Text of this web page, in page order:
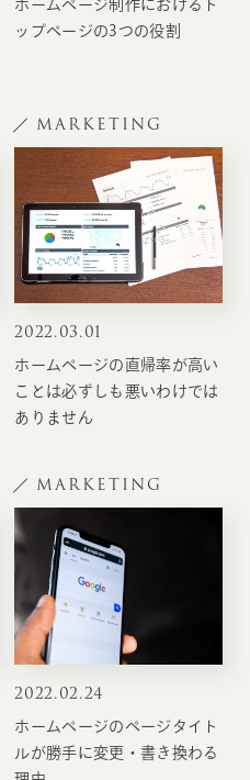
ホームページ制作におけるト
ップページの3つの役割
MARKETING
2022.03.01
ホームページの直帰率が高い
ことは必ずしも悪いわけでは
ありません
MARKETING
2022.02.24
ホームページのページタイト
ルが勝手に変更・書き換わる